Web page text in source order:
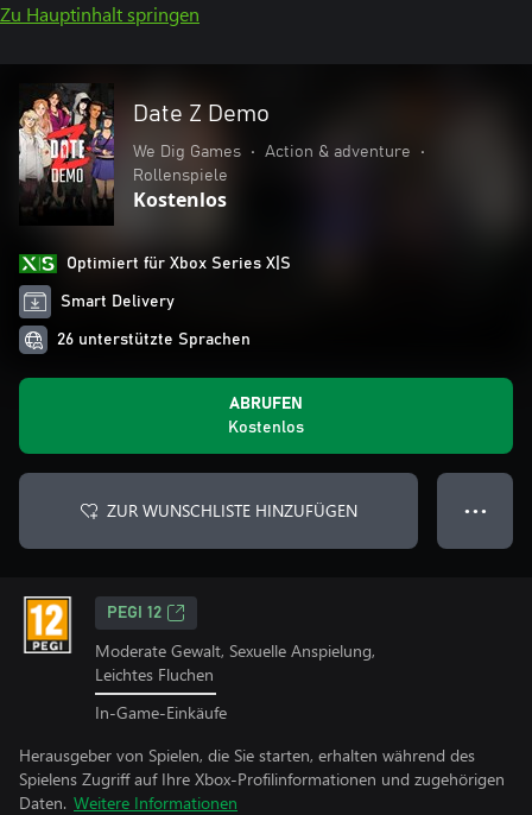
Zu Hauptinhalt springen
Date Z Demo
We Dig Games • Action & adventure
•
Rollenspiele
Kostenlos
Optimiert für Xbox Series X|S
Smart Delivery
26 unterstützte Sprachen
ABRUFEN
Kostenlos
ZUR WUNSCHLISTE HINZUFÜGEN ● ● ●
PEGI 12
Moderate Gewalt, Sexuelle Anspielung,
Leichtes Fluchen
In-Game-Einkäufe
Herausgeber von Spielen, die Sie starten, erhalten während des
Spielens Zugriff auf Ihre Xbox-Profilinformationen und zugehörigen
Daten. Weitere Informationen